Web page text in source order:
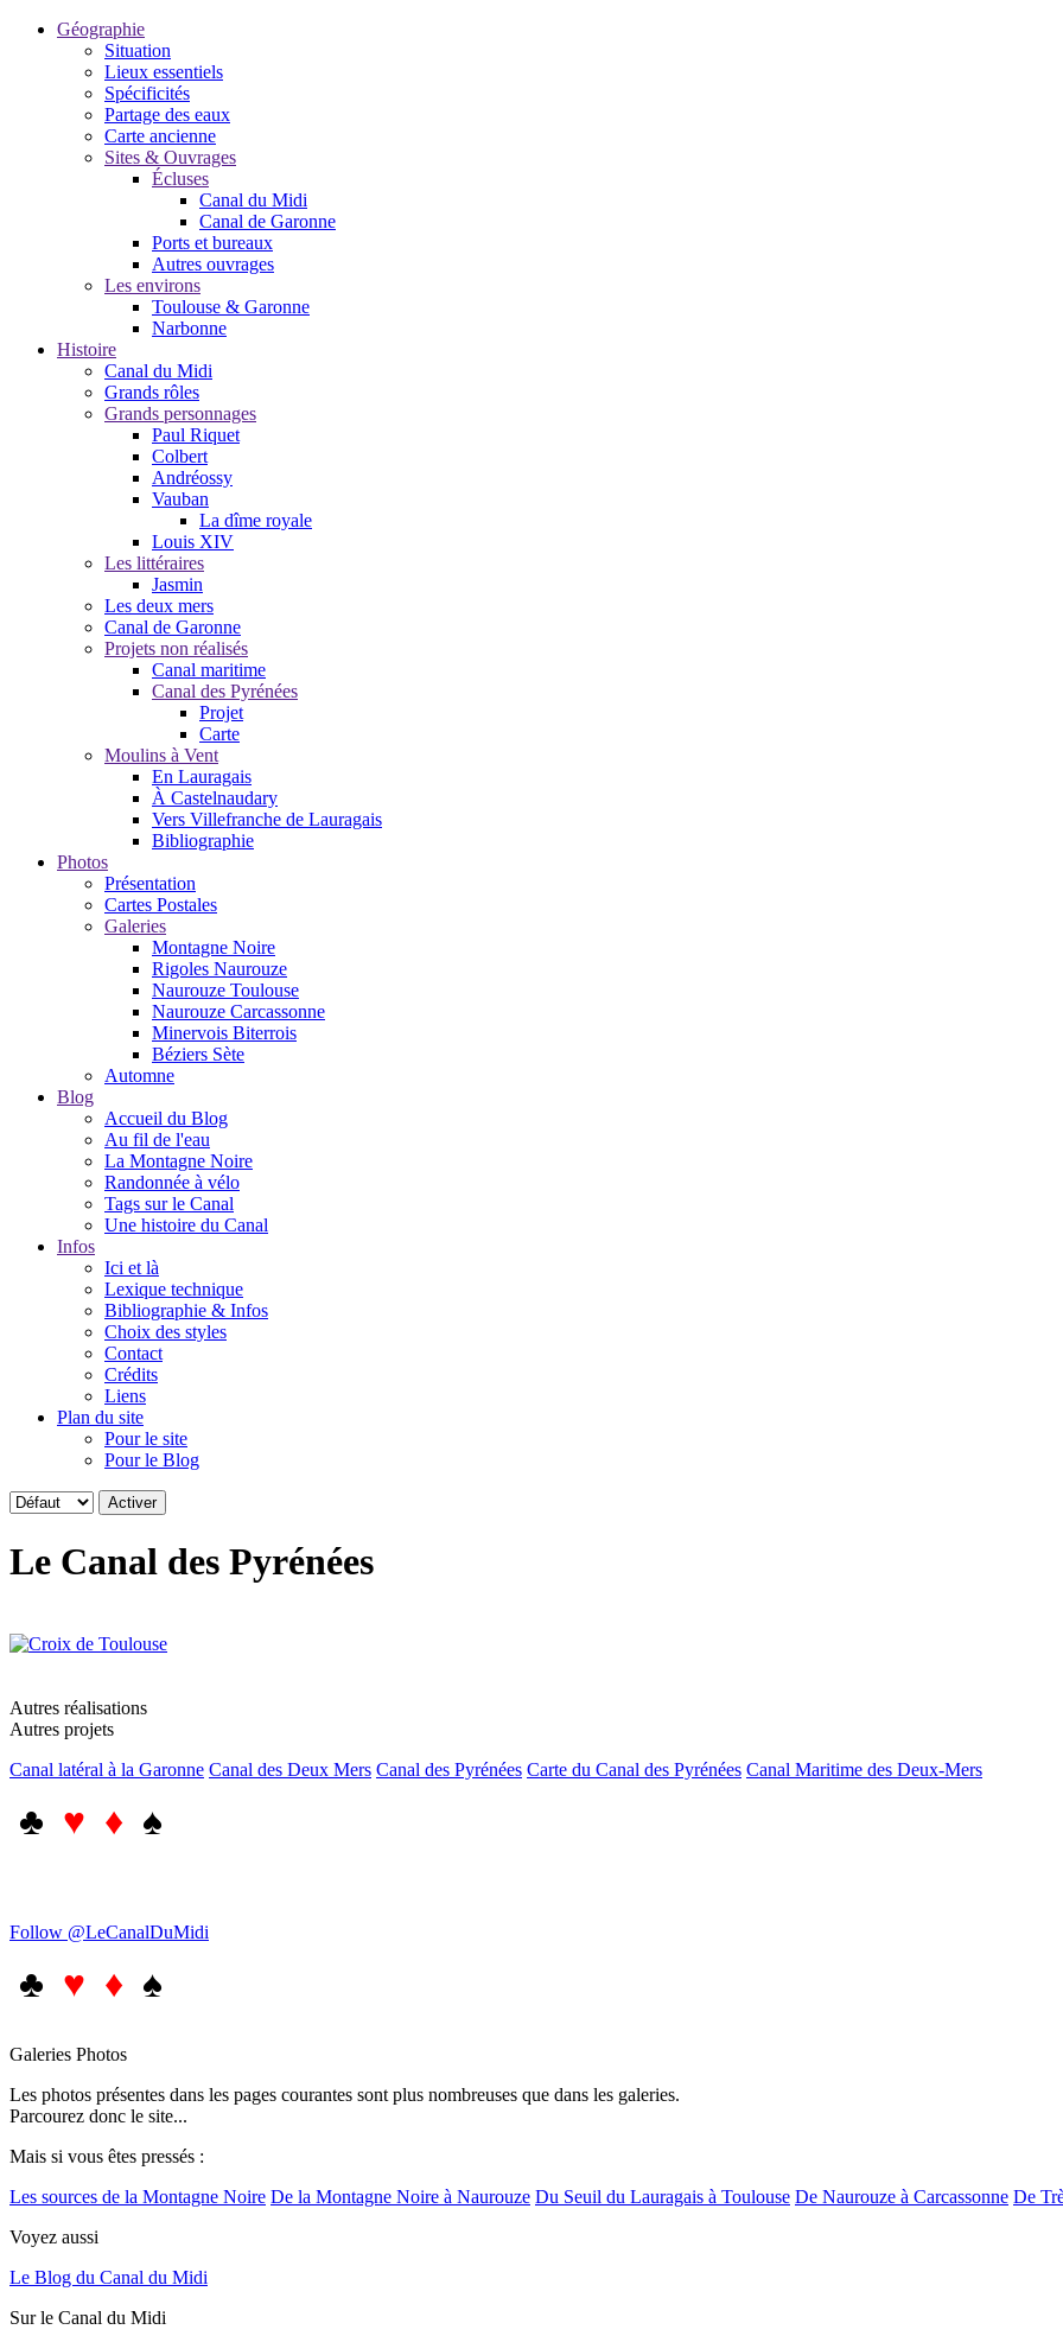
Géographie
Situation
Lieux essentiels
Spécificités
Partage des eaux
Carte ancienne
Sites & Ouvrages
Écluses
Canal du Midi
Canal de Garonne
Ports et bureaux
Autres ouvrages
Les environs
Toulouse & Garonne
Narbonne
Histoire
Canal du Midi
Grands rôles
Grands personnages
Paul Riquet
Colbert
Andréossy
Vauban
La dîme royale
Louis XIV
Les littéraires
Jasmin
Les deux mers
Canal de Garonne
Projets non réalisés
Canal maritime
Canal des Pyrénées
Projet
Carte
Moulins à Vent
En Lauragais
À Castelnaudary
Vers Villefranche de Lauragais
Bibliographie
Photos
Présentation
Cartes Postales
Galeries
Montagne Noire
Rigoles Naurouze
Naurouze Toulouse
Naurouze Carcassonne
Minervois Biterrois
Béziers Sète
Automne
Blog
Accueil du Blog
Au fil de l'eau
La Montagne Noire
Randonnée à vélo
Tags sur le Canal
Une histoire du Canal
Infos
Ici et là
Lexique technique
Bibliographie & Infos
Choix des styles
Contact
Crédits
Liens
Plan du site
Pour le site
Pour le Blog
Le Canal des Pyrénées
Autres réalisations
Autres projets
Canal latéral à la Garonne Canal des Deux Mers Canal des Pyrénées Carte du Canal des Pyrénées Canal Maritime des Deux-Mers
♣ ♥ ♦ ♠
Follow @LeCanalDuMidi
♣ ♥ ♦ ♠
Galeries Photos
Les photos présentes dans les pages courantes sont plus nombreuses que dans les galeries.
Parcourez donc le site...
Mais si vous êtes pressés :
Les sources de la Montagne Noire De la Montagne Noire à Naurouze Du Seuil du Lauragais à Toulouse De Naurouze à Carcassonne De
Voyez aussi
Le Blog du Canal du Midi
Sur le Canal du Midi